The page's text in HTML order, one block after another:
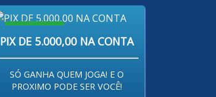
PIX DE 5.000,00 NA CONTA
SÓ GANHA QUEM JOGA! E O
PROXIMO PODE SER VOCÊ!